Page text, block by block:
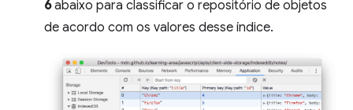
6abaixo para classificar o repositório de objetos
de acordo com os valores desse índice.